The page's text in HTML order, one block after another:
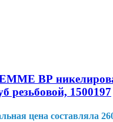
ВР
резьбовой, 1500197
цена составляла